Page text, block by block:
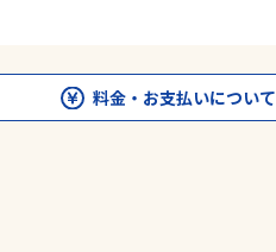
料金・お支払いについて